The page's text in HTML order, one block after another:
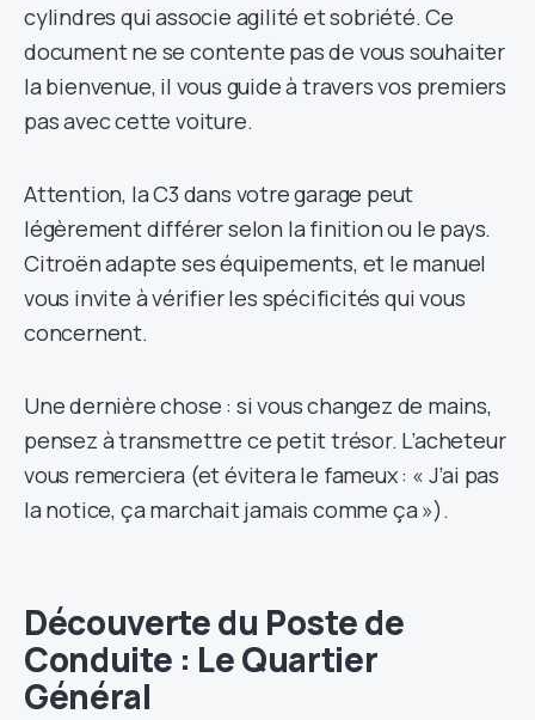
cylindres qui associe agilité et sobriété. Ce
document ne se contente pas de vous souhaiter
la bienvenue, il vous guide à travers vos premiers
pas avec cette voiture.
Attention, la C3 dans votre garage peut
légèrement différer selon la finition ou le pays.
Citroën adapte ses équipements, et le manuel
vous invite à vérifier les spécificités qui vous
concernent.
Une dernière chose : si vous changez de mains,
pensez à transmettre ce petit trésor. L’acheteur
vous remerciera (et évitera le fameux : « J’ai pas
la notice, ça marchait jamais comme ça »).
Découverte du Poste de
Conduite : Le Quartier
Général